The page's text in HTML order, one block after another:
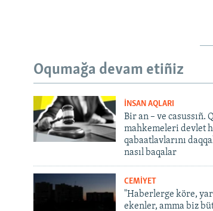
Oqumağa devam etiñiz
İNSAN AQLARI
Bir an – ve casussıñ.
mahkemeleri devlet
qabaatlavlarını
nasıl baqalar
CEMİYET
"Haberlerge köre,
ekenler, amma biz